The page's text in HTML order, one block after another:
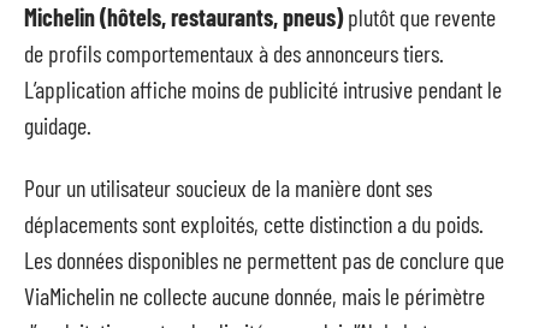
Michelin (hôtels, restaurants, pneus)plutôt que revente
de profils comportementaux à des annonceurs tiers.
L’application affiche moins de publicité intrusive pendant le
guidage.
Pour un utilisateur soucieux de la manière dont ses
déplacements sont exploités, cette distinction a du poids.
Les données disponibles ne permettent pas de conclure que
ViaMichelin ne collecte aucune donnée, mais le périmètre